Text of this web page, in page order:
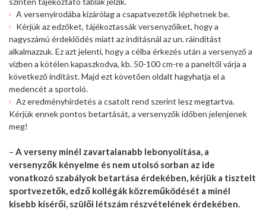
A versenyirodába kizárólag a csapatvezetők léphetnek be.
Kérjük az edzőket, tájékoztassák versenyzőiket, hogy a
nagyszámú érdeklődés miatt az indításnál az un. ráindítást
alkalmazzuk. Ez azt jelenti, hogy a célba érkezés után a versenyző a
vízben a kötélen kapaszkodva, kb. 50-100 cm-re a paneltől várja a
következő indítást. Majd ezt követően oldalt hagyhatja el a
medencét a sportoló.
Az eredményhirdetés a csatolt rend szerint lesz megtartva.
Kérjük ennek pontos betartását, a versenyzők időben jelenjenek
meg!
– A verseny minél zavartalanabb lebonyolítása, a
versenyzők kényelme és nem utolsó sorban az ide
vonatkozó szabályok betartása érdekében, kérjük a tisztelt
sportvezetők, edző kollégák közreműködését a minél
kisebb kísérői, szülői létszám részvételének érdekében.